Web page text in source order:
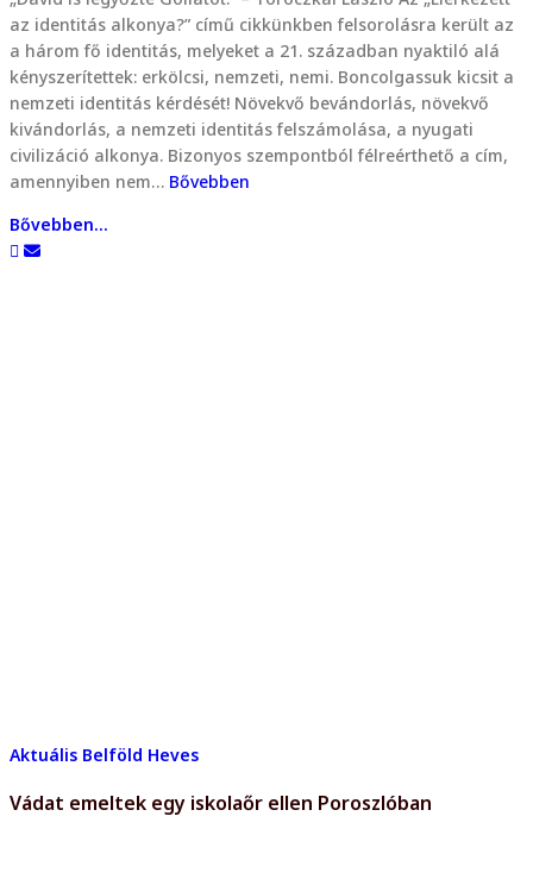
az identitás alkonya?” című cikkünkben felsorolásra került az
a három fő identitás, melyeket a 21. században nyaktiló alá
kényszerítettek: erkölcsi, nemzeti, nemi. Boncolgassuk kicsit a
nemzeti identitás kérdését! Növekvő bevándorlás, növekvő
kivándorlás, a nemzeti identitás felszámolása, a nyugati
civilizáció alkonya. Bizonyos szempontból félreérthető a cím,
amennyiben nem… Bővebben
Bővebben...
Aktuális Belföld Heves
Vádat emeltek egy iskolaőr ellen Poroszlóban